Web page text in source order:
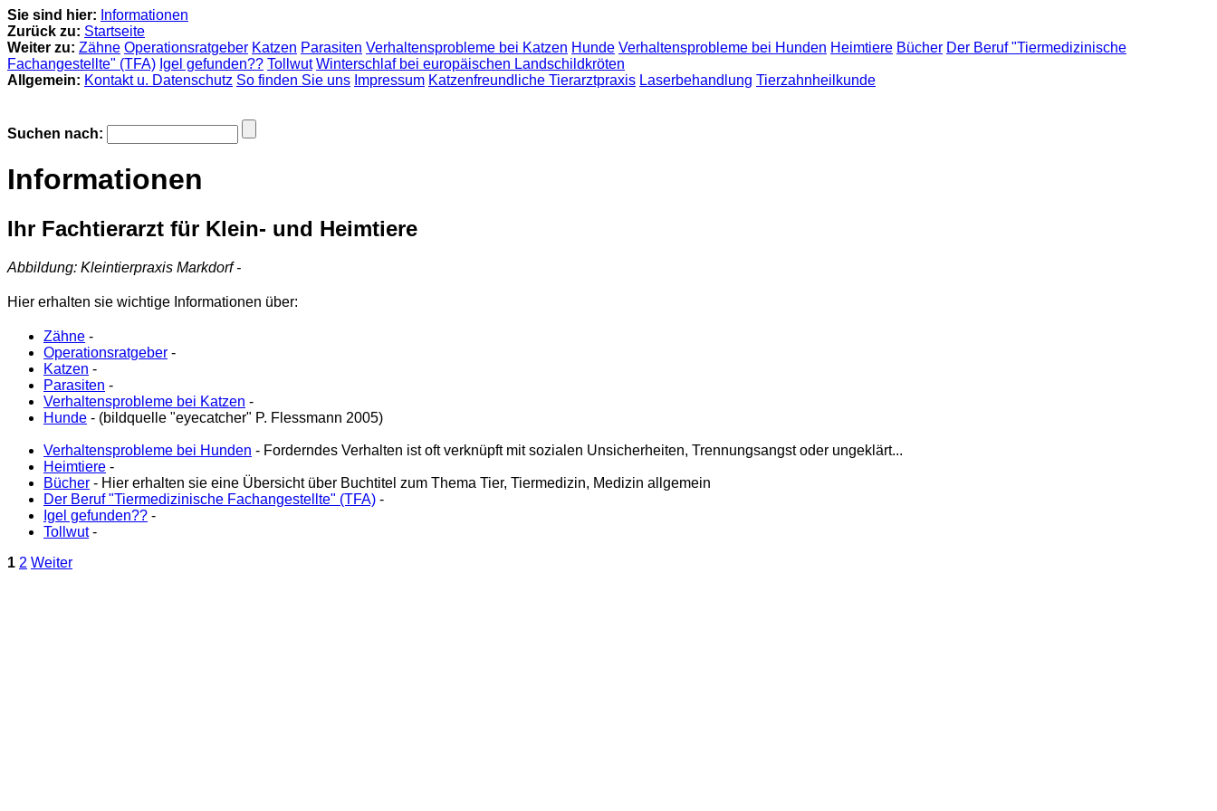
Sie sind hier: Informationen
Zurück zu: Startseite
Weiter zu: Zähne Operationsratgeber Katzen Parasiten Verhaltensprobleme bei Katzen Hunde Verhaltensprobleme bei Hunden Heimtiere Bücher Der Beruf "Tiermedizinische
Fachangestellte" (TFA) Igel gefunden?? Tollwut Winterschlaf bei europäischen Landschildkröten
Allgemein: Kontakt u. Datenschutz So finden Sie uns Impressum Katzenfreundliche Tierarztpraxis Laserbehandlung Tierzahnheilkunde
Suchen nach:
Informationen
Ihr Fachtierarzt für Klein- und Heimtiere
Abbildung: Kleintierpraxis Markdorf -
Hier erhalten sie wichtige Informationen über:
Zähne -
Operationsratgeber -
Katzen -
Parasiten -
Verhaltensprobleme bei Katzen -
Hunde - (bildquelle "eyecatcher" P. Flessmann 2005)
Verhaltensprobleme bei Hunden - Forderndes Verhalten ist oft verknüpft mit sozialen Unsicherheiten, Trennungsangst oder ungeklärt...
Heimtiere -
Bücher - Hier erhalten sie eine Übersicht über Buchtitel zum Thema Tier, Tiermedizin, Medizin allgemein
Der Beruf "Tiermedizinische Fachangestellte" (TFA) -
Igel gefunden?? -
Tollwut-
1 2 Weiter